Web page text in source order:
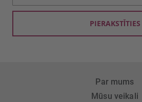
saņemšanai:
PIERAKSTĪTIES
Par mums
Mūsu veikali